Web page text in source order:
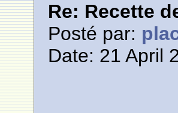
Re: Recette
Posté par:
Date: 21 April